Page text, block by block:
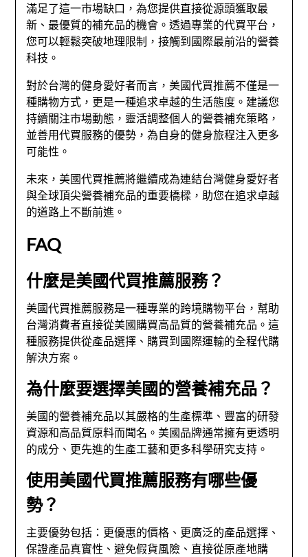
滿足了這一市場缺口，為您提供直接從源頭獲取最
新、最優質的補充品的機會。透過專業的代買平台，
您可以輕鬆突破地理限制，接觸到國際最前沿的營養
科技。
對於台灣的健身愛好者而言，美國代買推薦不僅是一
種購物方式，更是一種追求卓越的生活態度。建議您
持續關注市場動態，靈活調整個人的營養補充策略，
並善用代買服務的優勢，為自身的健身旅程注入更多
可能性。
未來，美國代買推薦將繼續成為連結台灣健身愛好者
與全球頂尖營養補充品的重要橋樑，助您在追求卓越
的道路上不斷前進。
FAQ
什麼是美國代買推薦服務？
美國代買推薦服務是一種專業的跨境購物平台，幫助
台灣消費者直接從美國購買高品質的營養補充品。這
種服務提供從產品選擇、購買到國際運輸的全程代購
解決方案。
為什麼要選擇美國的營養補充品？
美國的營養補充品以其嚴格的生產標準、豐富的研發
資源和高品質原料而聞名。美國品牌通常擁有更透明
的成分、更先進的生產工藝和更多科學研究支持。
使用美國代買推薦服務有哪些優
勢？
主要優勢包括：更優惠的價格、更廣泛的產品選擇、
保證產品真實性、避免假貨風險、直接從原產地購